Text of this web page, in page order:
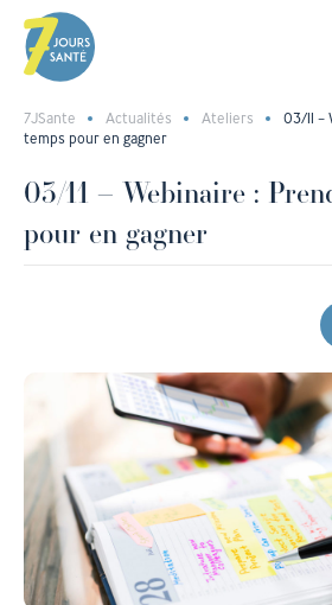
7JSante Actualités Ateliers
03/11
temps pour en gagner
03/11 – Webinaire :
pour en gagner